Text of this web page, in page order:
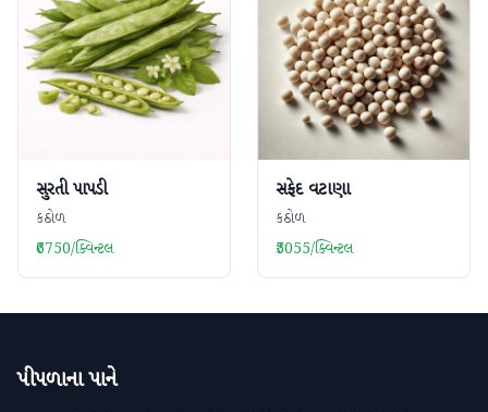
સુરતી પાપડી
કઠોળ
₹6750/ક્વિન્ટલ
સફેદ વટાણા
કઠોળ
₹5055/ક્વિન્ટલ
પીપળાના પાને